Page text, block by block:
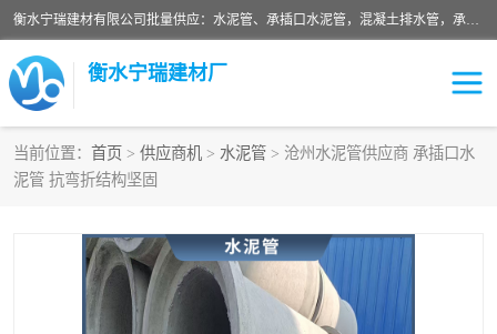
衡水宁瑞建材有限公司批量供应：水泥管、承插口水泥管，混凝土排水管，承插口水泥管，企口水泥管，钢承口水泥管，顶管，平口水泥管，水泥检查井，混凝土检查井，预制混凝土检查井，矩形检查井，圆形检查井等产品。
衡水宁瑞建材厂
当前位置： 首页 > 供应商机 > 水泥管 > 沧州水泥管供应商 承插口水
泥管 抗弯折结构坚固